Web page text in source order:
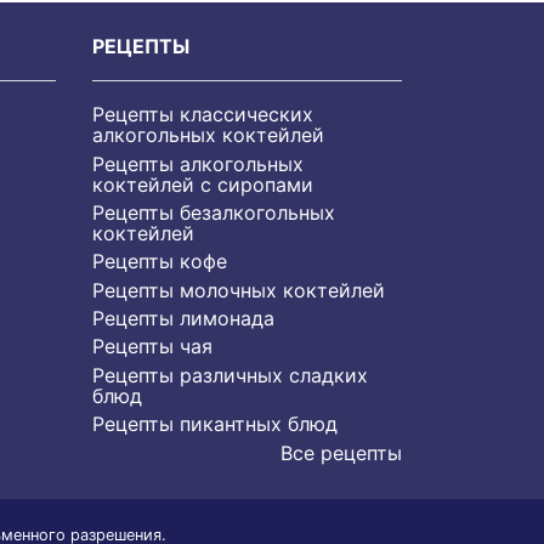
РЕЦЕПТЫ
Рецепты классических
алкогольных коктейлей
Рецепты алкогольных
коктейлей с сиропами
Рецепты безалкогольных
коктейлей
Рецепты кофе
Рецепты молочных коктейлей
Рецепты лимонада
Рецепты чая
Рецепты различных сладких
блюд
Рецепты пикантных блюд
Все рецепты
разрешения.